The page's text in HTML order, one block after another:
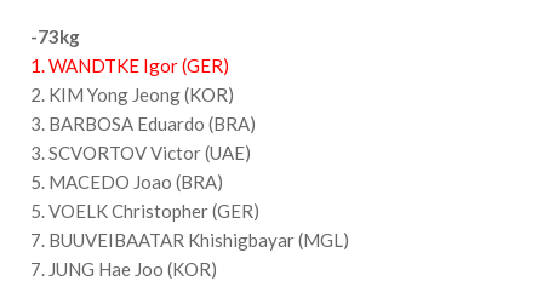
-73kg
1. WANDTKE Igor (GER)
2. KIM Yong Jeong (KOR)
3. BARBOSA Eduardo (BRA)
3. SCVORTOV Victor (UAE)
5. MACEDO Joao (BRA)
5. VOELK Christopher (GER)
7. BUUVEIBAATAR Khishigbayar (MGL)
7. JUNG Hae Joo (KOR)